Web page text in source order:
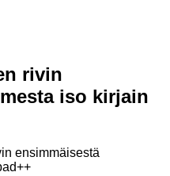
rivin
iso kirjain